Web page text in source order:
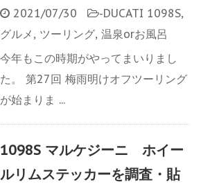
2021/07/30 -DUCATI 1098S,
グルメ , ツーリング, 温泉orお風呂
今年もこの時期がやってまいりまし
た。 第27回 梅雨明けオフツーリング
が始まりま ...
1098S マルケジーニ ホイー
ルリムステッカーを調査・貼